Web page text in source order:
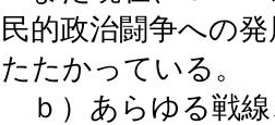
民的政治闘争への
たたかっている。
ｂ）あらゆる戦線